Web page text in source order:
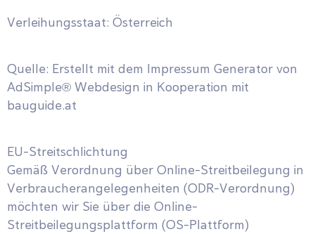
Verleihungsstaat: Österreich
Quelle: Erstellt mit dem Impressum Generator von
AdSimple®️ Webdesign in Kooperation mit
bauguide.at
EU-Streitschlichtung
Gemäß Verordnung über Online-Streitbeilegung in
Verbraucherangelegenheiten (ODR-Verordnung)
möchten wir Sie über die Online-
Streitbeilegungsplattform (OS-Plattform)